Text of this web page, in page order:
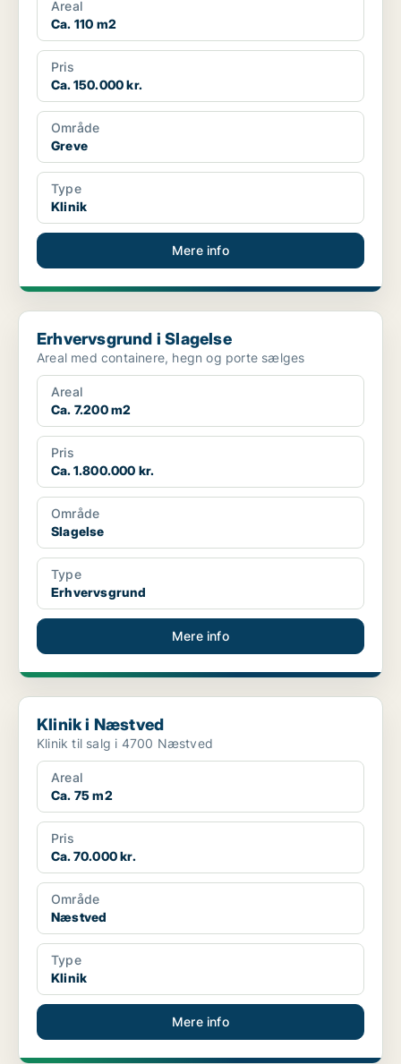
Areal
Ca. 110 m2
Pris
Ca. 150.000 kr.
Område
Greve
Type
Klinik
Mere info
Erhvervsgrund i Slagelse
Erhvervsgrund i Slagelse
Areal med containere, hegn og porte sælges
Areal
Ca. 7.200 m2
Pris
Ca. 1.800.000 kr.
Område
Slagelse
Type
Erhvervsgrund
Mere info
Klinik i Næstved
Klinik i Næstved
Klinik til salg i 4700 Næstved
Areal
Ca. 75 m2
Pris
Ca. 70.000 kr.
Område
Næstved
Type
Klinik
Mere info